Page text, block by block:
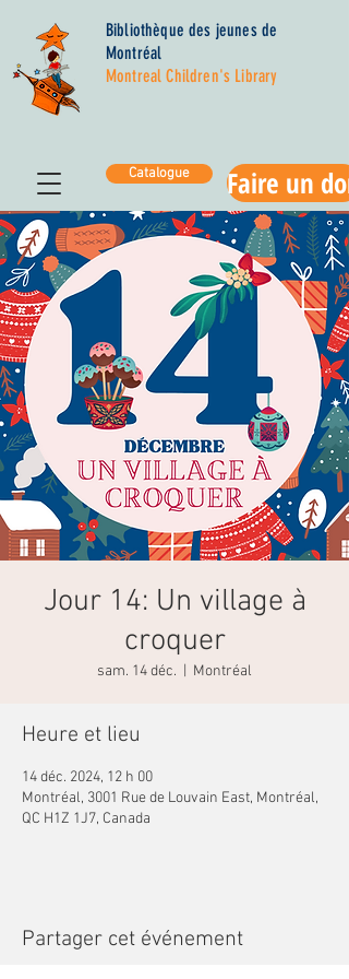
Bibliothèque des jeunes de
Montréal
Montreal Children's Library
Catalogue Faire un don
Jour 14: Un village à
croquer
sam. 14 déc. Montréal
Heure et lieu
14 déc. 2024, 12 h 00
Montréal, 3001 Rue de Louvain East, Montréal,
QC H1Z 1J7, Canada
Partager cet événement